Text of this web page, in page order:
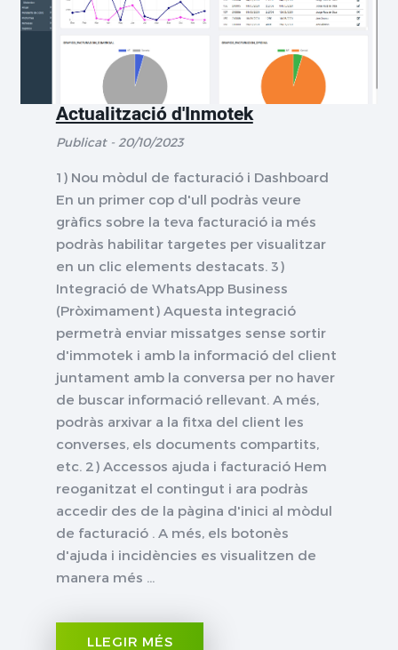
Actualització d'Inmotek
Publicat - 20/10/2023
1) Nou mòdul de facturació i Dashboard
En un primer cop d'ull podràs veure
gràfics sobre la teva facturació ia més
podràs habilitar targetes per visualitzar
en un clic elements destacats. 3)
Integració de WhatsApp Business
(Pròximament) Aquesta integració
permetrà enviar missatges sense sortir
d'immotek i amb la informació del client
juntament amb la conversa per no haver
de buscar informació rellevant. A més,
podràs arxivar a la fitxa del client les
converses, els documents compartits,
etc. 2) Accessos ajuda i facturació Hem
reoganitzat el contingut i ara podràs
accedir des de la pàgina d'inici al mòdul
de facturació . A més, els botonès
d'ajuda i incidències es visualitzen de
manera més ...
LLEGIR MÉS